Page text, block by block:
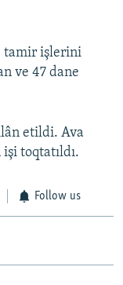
tamir işlerini
ve 47 dane
etildi. Ava
toqtatıldı.
Follow us